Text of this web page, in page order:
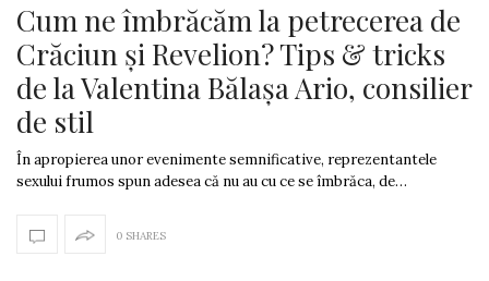
Cum ne îmbrăcăm la petrecerea de
Crăciun și Revelion? Tips & tricks
de la Valentina Bălașa Ario, consilier
de stil
În apropierea unor evenimente semnificative, reprezentantele
sexului frumos spun adesea că nu au cu ce se îmbrăca, de…
0 SHARES